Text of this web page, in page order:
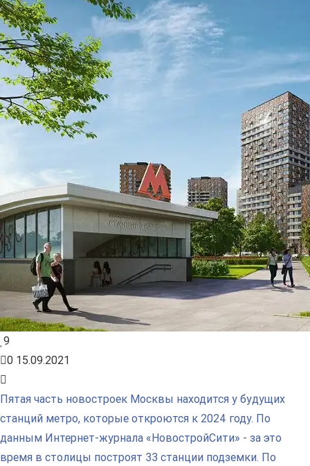
9
0 15.09.2021
Пятая часть новостроек Москвы находится у будущих
станций метро, которые откроются к 2024 году. По
данным Интернет-журнала «НовостройСити» - за это
время в столицы построят 33 станции подземки. По